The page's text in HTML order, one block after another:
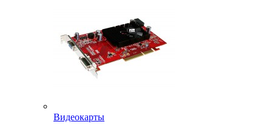
Видеокарты